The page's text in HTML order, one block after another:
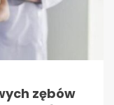
zębów